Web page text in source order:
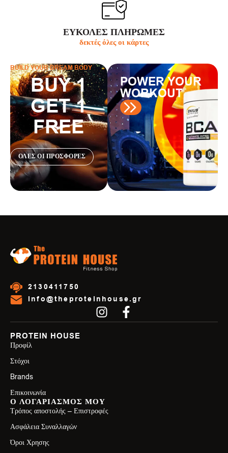
ΕΥΚΟΛΕΣ ΠΛΗΡΩΜΕΣ
δεκτές όλες οι κάρτες
BUILD YOUR DREAM BODY
BUY 1
GET 1
FREE
ΟΛΕΣ ΟΙ ΠΡΟΣΦΟΡΕΣ
POWER YOUR
WORKOUT
2130411750
info@theproteinhouse.gr
PROTEIN HOUSE
Προφίλ
Στόχοι
Brands
Επικοινωνία
Ο ΛΟΓΑΡΙΑΣΜΟΣ ΜΟΥ
Τρόπος αποστολής – Επιστροφές
Ασφάλεια Συναλλαγών
Όροι Χρησης